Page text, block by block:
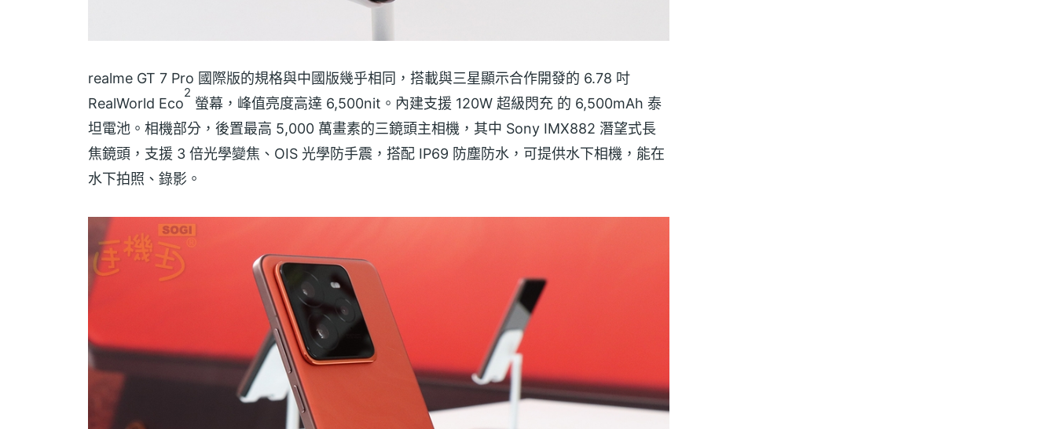
realme GT 7 Pro 國際版的規格與中國版幾乎相同，搭載與三星顯示合作開發的 6.78 吋
RealWorld Eco
2
螢幕，峰值亮度高達 6,500nit。內建支援 120W 超級閃充 的 6,500mAh 泰
坦電池。相機部分，後置最高 5,000 萬畫素的三鏡頭主相機，其中 Sony IMX882 潛望式長
焦鏡頭，支援 3 倍光學變焦、OIS 光學防手震，搭配 IP69 防塵防水，可提供水下相機，能在
水下拍照、錄影。